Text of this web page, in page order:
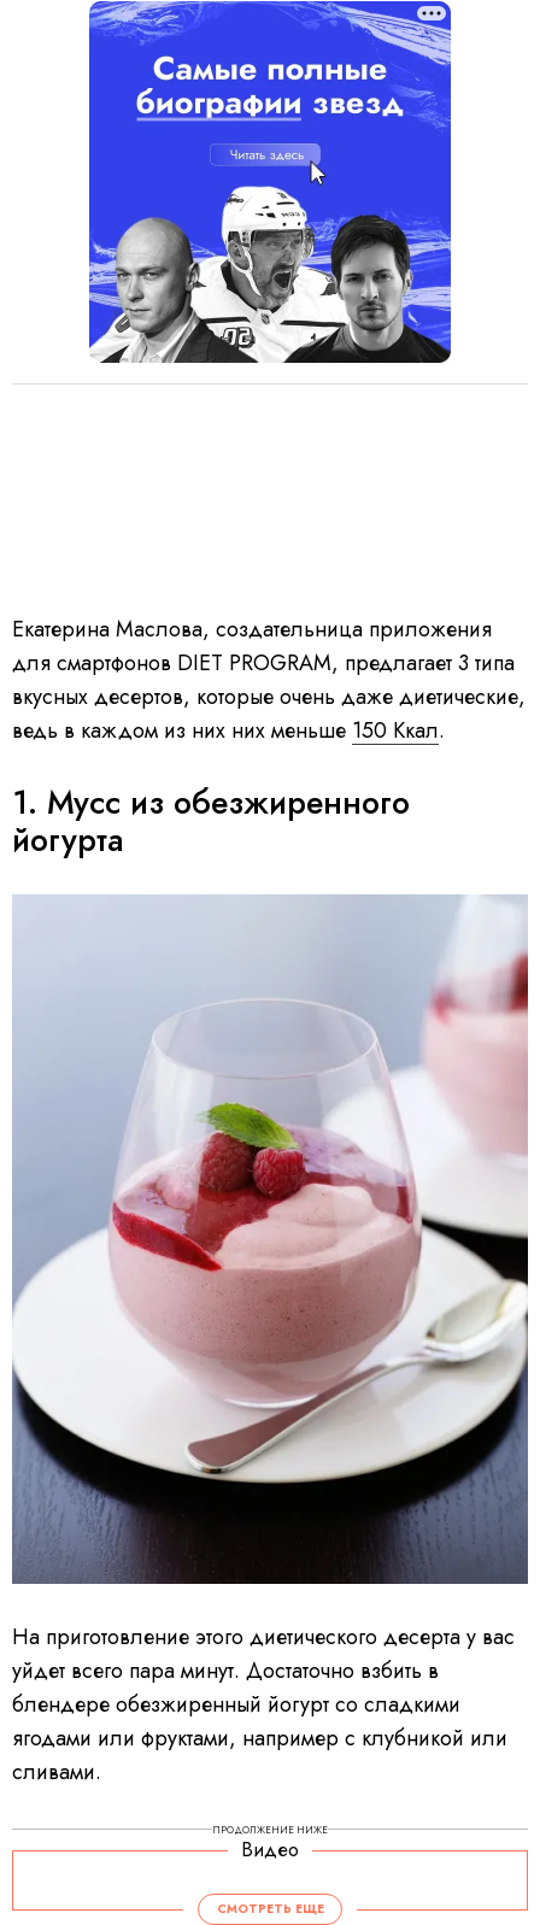
Екатерина Маслова, создательница приложения
для смартфонов DIET PROGRAM, предлагает 3 типа
вкусных десертов, которые очень даже диетические,
ведь в каждом из них них меньше 150 Ккал.
1. Мусс из обезжиренного
йогурта
На приготовление этого диетического десерта у вас
уйдет всего пара минут. Достаточно взбить в
блендере обезжиренный йогурт со сладкими
ягодами или фруктами, например с клубникой или
сливами.
ПРОДОЛЖЕНИЕ НИЖЕ
Видео
СМОТРЕТЬ ЕЩЕ